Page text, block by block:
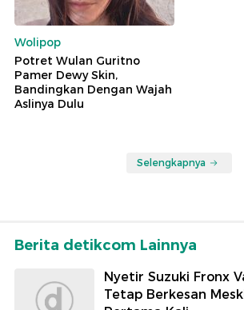
Wolipop
Potret Wulan Guritno
Pamer Dewy Skin,
Bandingkan Dengan Wajah
Aslinya Dulu
Selengkapnya
Berita detikcom Lainnya
Nyetir Suzuki Fronx
Tetap Berkesan